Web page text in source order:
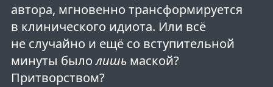
автора, мгновенно трансформируется
в клинического идиота. Или всё
не случайно и ещё со вступительной
минуты былолишьмаской?
Притворством?